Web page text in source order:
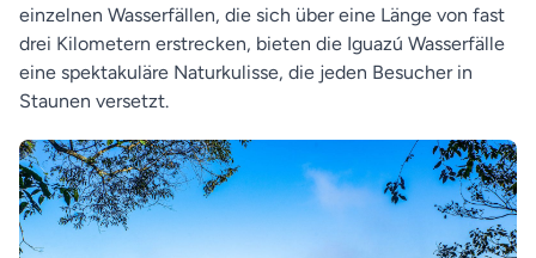
einzelnen Wasserfällen, die sich über eine Länge von fast
drei Kilometern erstrecken, bieten die Iguazú Wasserfälle
eine spektakuläre Naturkulisse, die jeden Besucher in
Staunen versetzt.